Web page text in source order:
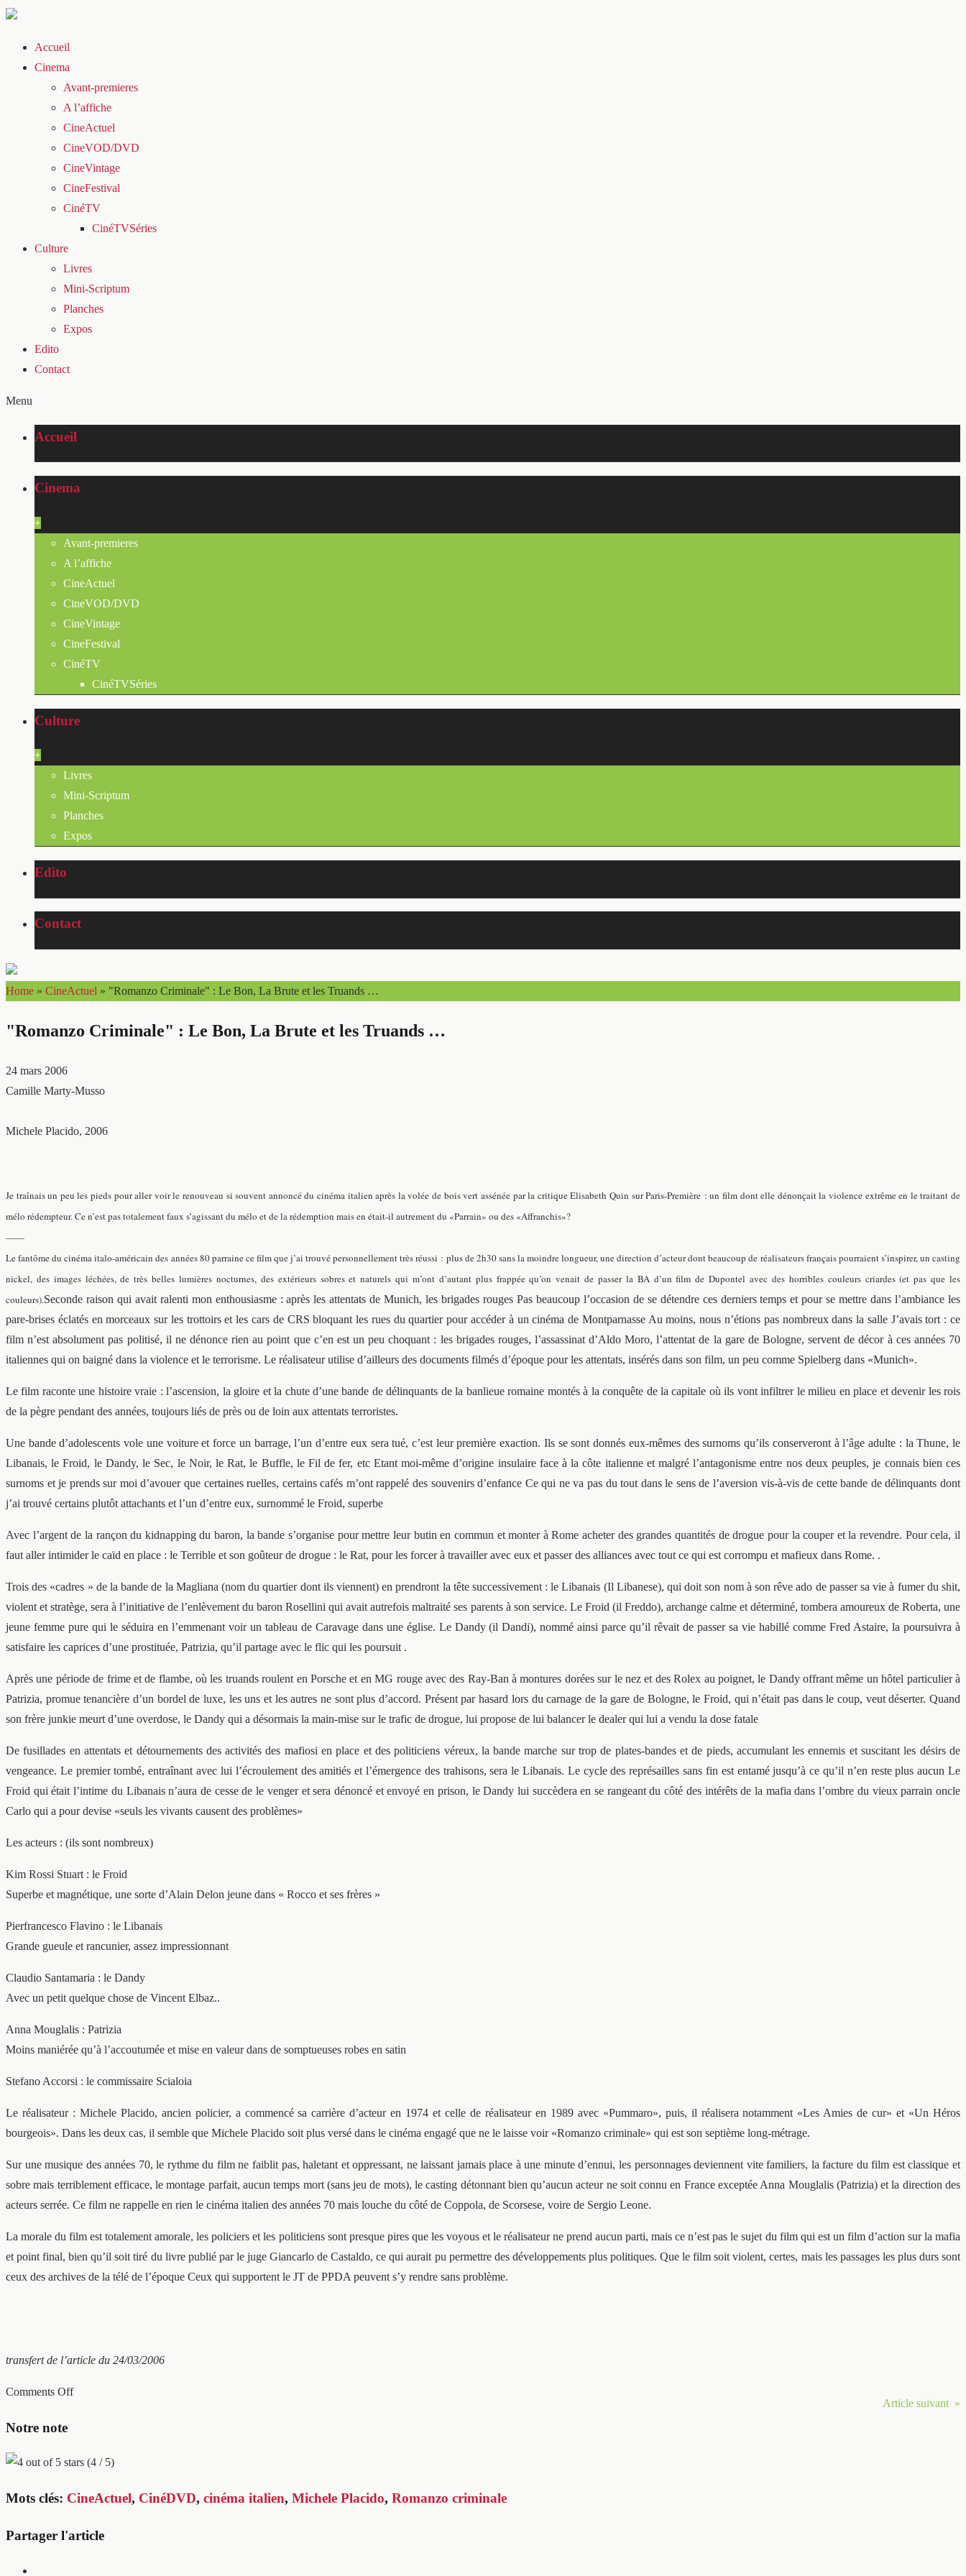
Accueil
Cinema
Avant-premieres
A l’affiche
CineActuel
CineVOD/DVD
CineVintage
CineFestival
CinéTV
CinéTVSéries
Culture
Livres
Mini-Scriptum
Planches
Expos
Edito
Contact
Menu
Accueil
Cinema
+
Avant-premieres
A l’affiche
CineActuel
CineVOD/DVD
CineVintage
CineFestival
CinéTV
CinéTVSéries
Culture
+
Livres
Mini-Scriptum
Planches
Expos
Edito
Contact
Home » CineActuel » "Romanzo Criminale" : Le Bon, La Brute et les Truands …
"Romanzo Criminale" : Le Bon, La Brute et les Truands …
24 mars 2006
Camille Marty-Musso
Michele Placido, 2006
Je traînais un peu les pieds pour aller voir le renouveau si souvent annoncé du cinéma italien après la volée de bois vert assénée par la critique Elisabeth Quin sur Paris-Première : un film dont elle dénonçait la violence extrême en le traitant de
mélo rédempteur. Ce n’est pas totalement faux s’agissant du mélo et de la rédemption mais en était-il autrement du «Parrain» ou des «Affranchis»?
——
Le fantôme du cinéma italo-américain des années 80 parraine ce film que j’ai trouvé personnellement très réussi : plus de 2h30 sans la moindre longueur, une direction d’acteur dont beaucoup de réalisateurs français pourraient s’inspirer, un casting
nickel, des images léchées, de très belles lumières nocturnes, des extérieurs sobres et naturels qui m’ont d’autant plus frappée qu’on venait de passer la BA d’un film de Dupontel avec des horribles couleurs criardes (et pas que les
couleurs).Seconde raison qui avait ralenti mon enthousiasme : après les attentats de Munich, les brigades rouges Pas beaucoup l’occasion de se détendre ces derniers temps et pour se mettre dans l’ambiance les
pare-brises éclatés en morceaux sur les trottoirs et les cars de CRS bloquant les rues du quartier pour accéder à un cinéma de Montparnasse Au moins, nous n’étions pas nombreux dans la salle J’avais tort : ce
film n’est absolument pas politisé, il ne dénonce rien au point que c’en est un peu choquant : les brigades rouges, l’assassinat d’Aldo Moro, l’attentat de la gare de Bologne, servent de décor à ces années 70
italiennes qui on baigné dans la violence et le terrorisme. Le réalisateur utilise d’ailleurs des documents filmés d’époque pour les attentats, insérés dans son film, un peu comme Spielberg dans «Munich».
Le film raconte une histoire vraie : l’ascension, la gloire et la chute d’une bande de délinquants de la banlieue romaine montés à la conquête de la capitale où ils vont infiltrer le milieu en place et devenir les rois
de la pègre pendant des années, toujours liés de près ou de loin aux attentats terroristes.
Une bande d’adolescents vole une voiture et force un barrage, l’un d’entre eux sera tué, c’est leur première exaction. Ils se sont donnés eux-mêmes des surnoms qu’ils conserveront à l’âge adulte : la Thune, le
Libanais, le Froid, le Dandy, le Sec, le Noir, le Rat, le Buffle, le Fil de fer, etc Etant moi-même d’origine insulaire face à la côte italienne et malgré l’antagonisme entre nos deux peuples, je connais bien ces
surnoms et je prends sur moi d’avouer que certaines ruelles, certains cafés m’ont rappelé des souvenirs d’enfance Ce qui ne va pas du tout dans le sens de l’aversion vis-à-vis de cette bande de délinquants dont
j’ai trouvé certains plutôt attachants et l’un d’entre eux, surnommé le Froid, superbe
Avec l’argent de la rançon du kidnapping du baron, la bande s’organise pour mettre leur butin en commun et monter à Rome acheter des grandes quantités de drogue pour la couper et la revendre. Pour cela, il
faut aller intimider le caïd en place : le Terrible et son goûteur de drogue : le Rat, pour les forcer à travailler avec eux et passer des alliances avec tout ce qui est corrompu et mafieux dans Rome. .
Trois des «cadres » de la bande de la Magliana (nom du quartier dont ils viennent) en prendront la tête successivement : le Libanais (Il Libanese), qui doit son nom à son rêve ado de passer sa vie à fumer du shit,
violent et stratège, sera à l’initiative de l’enlèvement du baron Rosellini qui avait autrefois maltraité ses parents à son service. Le Froid (il Freddo), archange calme et déterminé, tombera amoureux de Roberta, une
jeune femme pure qui le séduira en l’emmenant voir un tableau de Caravage dans une église. Le Dandy (il Dandi), nommé ainsi parce qu’il rêvait de passer sa vie habillé comme Fred Astaire, la poursuivra à
satisfaire les caprices d’une prostituée, Patrizia, qu’il partage avec le flic qui les poursuit .
Après une période de frime et de flambe, où les truands roulent en Porsche et en MG rouge avec des Ray-Ban à montures dorées sur le nez et des Rolex au poignet, le Dandy offrant même un hôtel particulier à
Patrizia, promue tenancière d’un bordel de luxe, les uns et les autres ne sont plus d’accord. Présent par hasard lors du carnage de la gare de Bologne, le Froid, qui n’était pas dans le coup, veut déserter. Quand
son frère junkie meurt d’une overdose, le Dandy qui a désormais la main-mise sur le trafic de drogue, lui propose de lui balancer le dealer qui lui a vendu la dose fatale
De fusillades en attentats et détournements des activités des mafiosi en place et des politiciens véreux, la bande marche sur trop de plates-bandes et de pieds, accumulant les ennemis et suscitant les désirs de
vengeance. Le premier tombé, entraînant avec lui l’écroulement des amitiés et l’émergence des trahisons, sera le Libanais. Le cycle des représailles sans fin est entamé jusqu’à ce qu’il n’en reste plus aucun Le
Froid qui était l’intime du Libanais n’aura de cesse de le venger et sera dénoncé et envoyé en prison, le Dandy lui succèdera en se rangeant du côté des intérêts de la mafia dans l’ombre du vieux parrain oncle
Carlo qui a pour devise «seuls les vivants causent des problèmes»
Les acteurs : (ils sont nombreux)
Kim Rossi Stuart : le Froid
Superbe et magnétique, une sorte d’Alain Delon jeune dans « Rocco et ses frères »
Pierfrancesco Flavino : le Libanais
Grande gueule et rancunier, assez impressionnant
Claudio Santamaria : le Dandy
Avec un petit quelque chose de Vincent Elbaz..
Anna Mouglalis : Patrizia
Moins maniérée qu’à l’accoutumée et mise en valeur dans de somptueuses robes en satin
Stefano Accorsi : le commissaire Scialoia
Le réalisateur : Michele Placido, ancien policier, a commencé sa carrière d’acteur en 1974 et celle de réalisateur en 1989 avec «Pummaro», puis, il réalisera notamment «Les Amies de cur» et «Un Héros
bourgeois». Dans les deux cas, il semble que Michele Placido soit plus versé dans le cinéma engagé que ne le laisse voir «Romanzo criminale» qui est son septième long-métrage.
Sur une musique des années 70, le rythme du film ne faiblit pas, haletant et oppressant, ne laissant jamais place à une minute d’ennui, les personnages deviennent vite familiers, la facture du film est classique et
sobre mais terriblement efficace, le montage parfait, aucun temps mort (sans jeu de mots), le casting détonnant bien qu’aucun acteur ne soit connu en France exceptée Anna Mouglalis (Patrizia) et la direction des
acteurs serrée. Ce film ne rappelle en rien le cinéma italien des années 70 mais louche du côté de Coppola, de Scorsese, voire de Sergio Leone.
La morale du film est totalement amorale, les policiers et les politiciens sont presque pires que les voyous et le réalisateur ne prend aucun parti, mais ce n’est pas le sujet du film qui est un film d’action sur la mafia
et point final, bien qu’il soit tiré du livre publié par le juge Giancarlo de Castaldo, ce qui aurait pu permettre des développements plus politiques. Que le film soit violent, certes, mais les passages les plus durs sont
ceux des archives de la télé de l’époque Ceux qui supportent le JT de PPDA peuvent s’y rendre sans problème.
transfert de l’article du 24/03/2006
Article suivant »
Comments Off
Notre note
(4 / 5)
Mots clés: CineActuel, CinéDVD, cinéma italien, Michele Placido, Romanzo criminale
Partager l'article